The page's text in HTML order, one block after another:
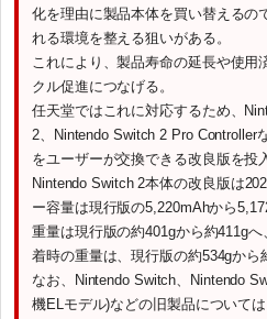
化を理由に製品本体を買い替えるの
れる環境を整える狙いがある。
これにより、製品寿命の延長や使用
クル促進につなげる。
任天堂ではこれに対応するため、
2、Nintendo Switch 2 Pro Controller
をユーザーが交換できる改良版を投
Nintendo Switch 2本体の改良版は
ー容量は現行版の5,220mAhから
重量は現行版の約401gから約411g
着時の重量は、現行版の約534gから
なお、Nintendo Switch、Nintendo
機ELモデル)などの旧製品について